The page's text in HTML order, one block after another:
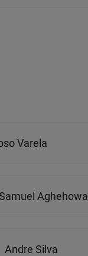
Varela
Samuel Aghehowa
Andre Silva